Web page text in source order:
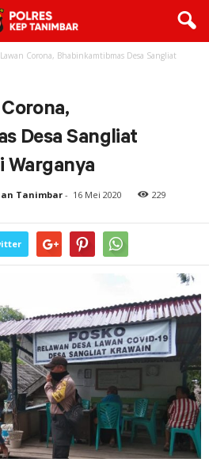
Lawan Corona, Bhabinkamtibmas Desa Sangliat
Desa Sangliat
Warganya
Tanimbar - 16 Mei 2020
229